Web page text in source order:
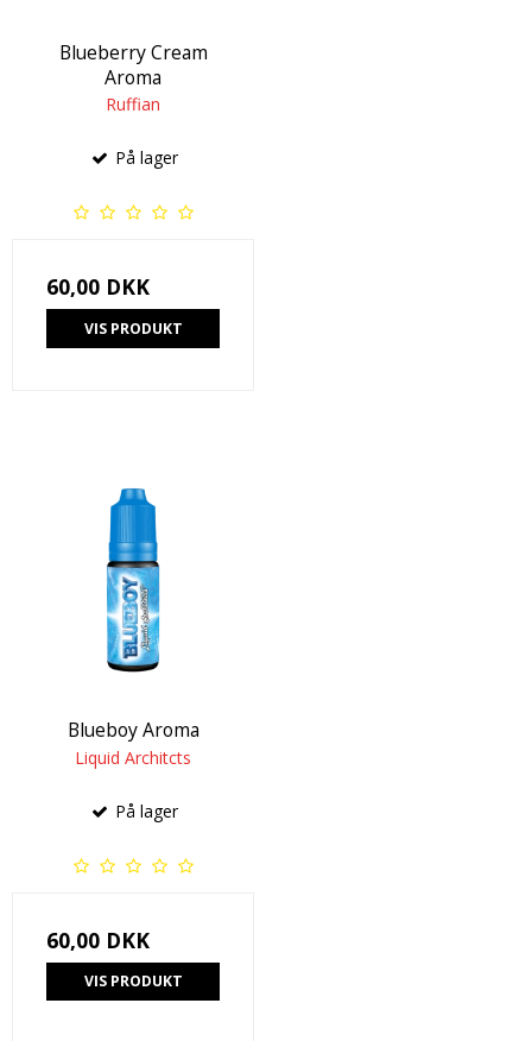
Blueberry Cream
Aroma
Ruffian
På lager
60,00 DKK
VIS PRODUKT
Blueboy Aroma
Liquid Architcts
På lager
60,00 DKK
VIS PRODUKT